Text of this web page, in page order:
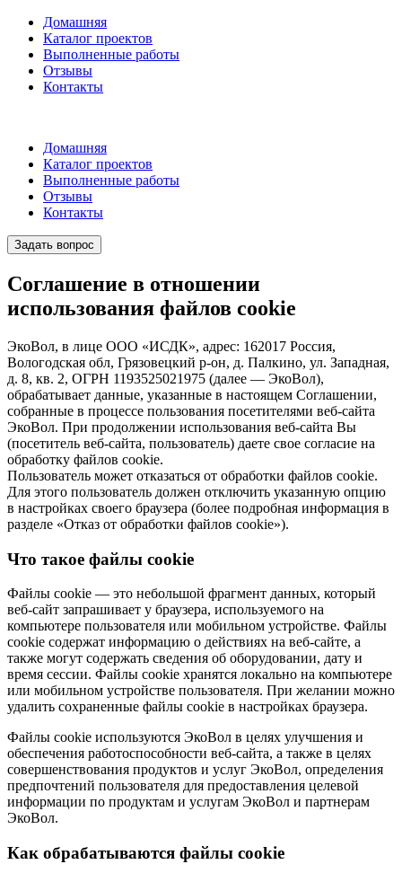
Домашняя
Каталог проектов
Выполненные работы
Отзывы
Контакты
Домашняя
Каталог проектов
Выполненные работы
Отзывы
Контакты
Задать вопрос
Соглашение в отношении
использования файлов cookie
ЭкоВол, в лице ООО «ИСДК», адрес: 162017 Россия,
Вологодская обл, Грязовецкий р-он, д. Палкино, ул. Западная,
д. 8, кв. 2, ОГРН 1193525021975 (далее — ЭкоВол),
обрабатывает данные, указанные в настоящем Соглашении,
собранные в процессе пользования посетителями веб-сайта
ЭкоВол. При продолжении использования веб-сайта Вы
(посетитель веб-сайта, пользователь) даете свое согласие на
обработку файлов cookie.
Пользователь может отказаться от обработки файлов cookie.
Для этого пользователь должен отключить указанную опцию
в настройках своего браузера (более подробная информация в
разделе «Отказ от обработки файлов cookie»).
Что такое файлы cookie
Файлы cookie — это небольшой фрагмент данных, который
веб-сайт запрашивает у браузера, используемого на
компьютере пользователя или мобильном устройстве. Файлы
cookie содержат информацию о действиях на веб-сайте, а
также могут содержать сведения об оборудовании, дату и
время сессии. Файлы cookie хранятся локально на компьютере
или мобильном устройстве пользователя. При желании можно
удалить сохраненные файлы cookie в настройках браузера.
Файлы cookie используются ЭкоВол в целях улучшения и
обеспечения работоспособности веб-сайта, а также в целях
совершенствования продуктов и услуг ЭкоВол, определения
предпочтений пользователя для предоставления целевой
информации по продуктам и услугам ЭкоВол и партнерам
ЭкоВол.
Как обрабатываются файлы cookie